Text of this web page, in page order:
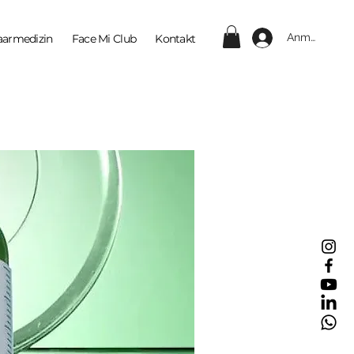
Face Mi Club Kontakt Anmelden